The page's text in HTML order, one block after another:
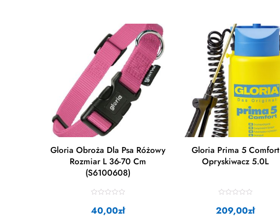
Gloria Obroża Dla Psa Różowy
Rozmiar L 36-70 Cm
(S6100608)
a
t40,00zł
Gloria Prima 5 Comfort
Opryskiwacz 5.0L
a
t
209,00zł